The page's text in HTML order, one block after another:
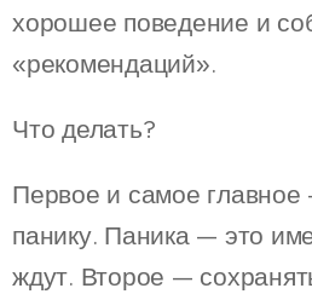
хорошее поведение и
«рекомендаций».
Что делать?
Первое и самое главное
панику. Паника — это
ждут. Второе —